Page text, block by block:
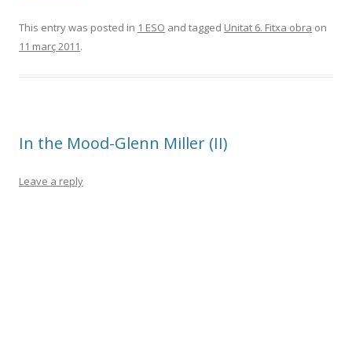
This entry was posted in 1 ESO and tagged Unitat 6. Fitxa obra on
11 març 2011.
In the Mood-Glenn Miller (II)
Leave a reply